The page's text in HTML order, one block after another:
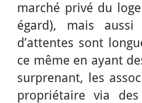
marché privé du
égard), mais
d’attentes sont
ce même en ayant
surprenant, les
propriétaire via